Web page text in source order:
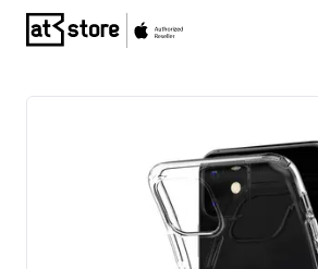
Posjetite početnu stranicu AT Store